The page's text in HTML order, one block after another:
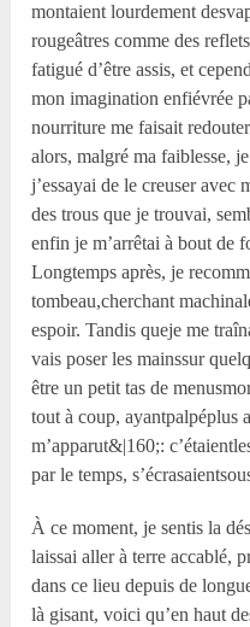
montaient lourdement
rougeâtres comme des
fatigué d’être assis, et
mon imagination enfiévrée
nourriture me faisait
alors, malgré ma faiblesse,
j’essayai de le creuser avec
des trous que je trouvai,
enfin je m’arrêtai à bout de
Longtemps après, je
tombeau,cherchant
espoir. Tandis queje me
vais poser les mainssur
être un petit tas de
tout à coup, ayantpalpéplus
m’apparut&|160;:
par le temps,
À ce moment, je sentis la
laissai aller à terre accablé,
dans ce lieu depuis de
là gisant, voici qu’en haut